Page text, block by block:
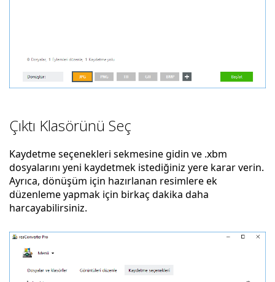
Çıktı Klasörünü Seç
Kaydetme seçenekleri sekmesine gidin ve .xbm
dosyalarını yeni kaydetmek istediğiniz yere karar verin.
Ayrıca, dönüşüm için hazırlanan resimlere ek
düzenleme yapmak için birkaç dakika daha
harcayabilirsiniz.